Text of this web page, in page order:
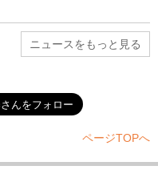
ニュースをもっと見る
ページTOPへ